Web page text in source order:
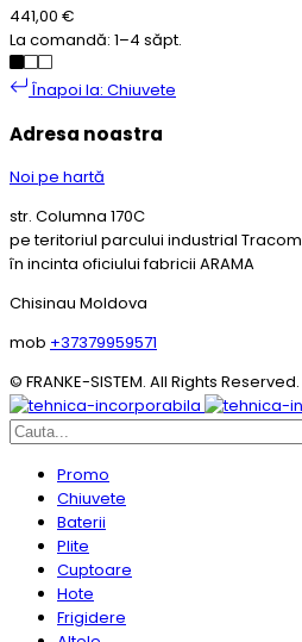
441,00 €
La comandă: 1–4 săpt.
Înapoi la: Chiuvete
Adresa noastra
Noi pe hartă
str. Columna 170C
pe teritoriul parcului industrial Tracom
în incinta oficiului fabricii ARAMA
Chisinau Moldova
mob +37379959571
© FRANKE-SISTEM. All Rights Reserved.
Promo
Chiuvete
Baterii
Plite
Cuptoare
Hote
Frigidere